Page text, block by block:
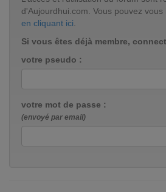
d'Aujourdhui.com. Vous pouvez
en cliquant ici.
Si vous êtes déjà membre,
votre pseudo :
votre mot de passe :
(envoyé par email)